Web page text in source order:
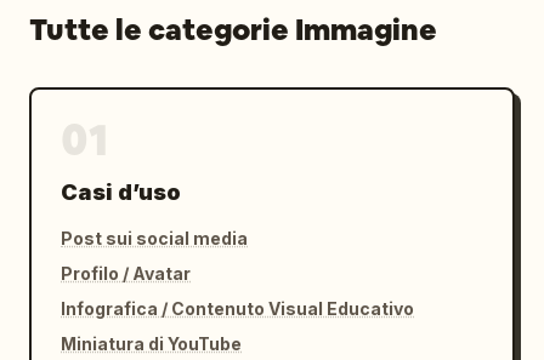
Tutte le categorie Immagine
Casi d’uso
Post sui social media
Profilo / Avatar
Infografica / Contenuto Visual Educativo
Miniatura di YouTube